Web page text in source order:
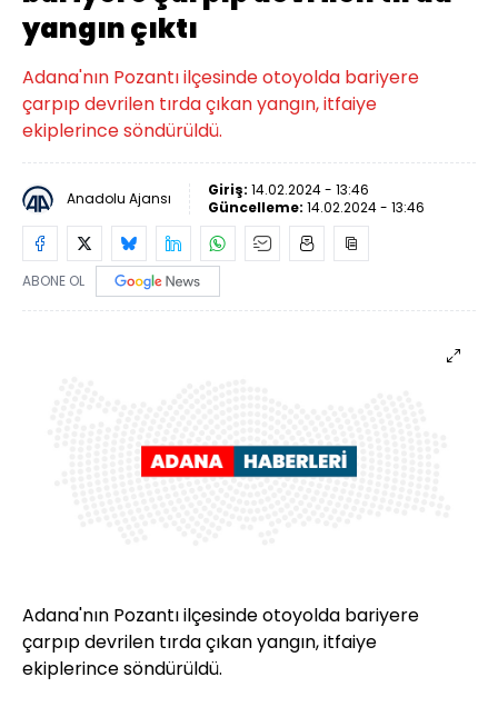
yangın çıktı
Adana'nın Pozantı ilçesinde otoyolda bariyere
çarpıp devrilen tırda çıkan yangın, itfaiye
ekiplerince söndürüldü.
Anadolu Ajansı Giriş: 14.02.2024 - 13:46
Güncelleme: 14.02.2024 - 13:46
ABONE OL
Adana'nın Pozantı ilçesinde otoyolda bariyere
çarpıp devrilen tırda çıkan yangın, itfaiye
ekiplerince söndürüldü.